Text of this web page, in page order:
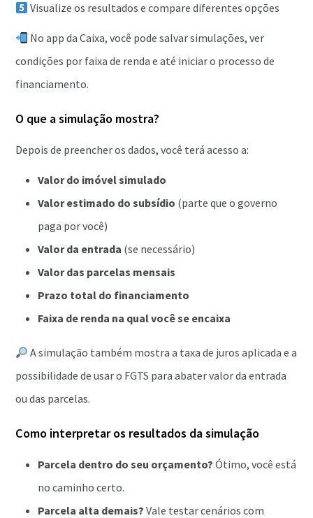
Visualize os resultados e compare diferentes opções
No app da Caixa, você pode salvar simulações, ver
condições por faixa de renda e até iniciar o processo de
financiamento.
O que a simulação mostra?
Depois de preencher os dados, você terá acesso a:
Valor do imóvel simulado
Valor estimado do subsídio (parte que o governo
paga por você)
Valor da entrada (se necessário)
Valor das parcelas mensais
Prazo total do financiamento
Faixa de renda na qual você se encaixa
A simulação também mostra a taxa de juros aplicada e a
possibilidade de usar o FGTS para abater valor da entrada
ou das parcelas.
Como interpretar os resultados da simulação
Parcela dentro do seu orçamento? Ótimo, você está
no caminho certo.
Parcela alta demais? Vale testar cenários com